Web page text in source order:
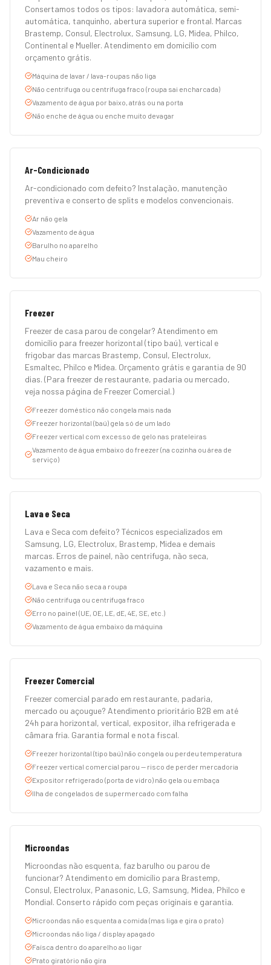
Consertamos todos os tipos: lavadora automática, semi-
automática, tanquinho, abertura superior e frontal. Marcas
Brastemp, Consul, Electrolux, Samsung, LG, Midea, Philco,
Continental e Mueller. Atendimento em domicílio com
orçamento grátis.
Máquina de lavar / lava-roupas não liga
Não centrifuga ou centrifuga fraco (roupa sai encharcada)
Vazamento de água por baixo, atrás ou na porta
Não enche de água ou enche muito devagar
Ar-Condicionado
Ar-condicionado com defeito? Instalação, manutenção
preventiva e conserto de splits e modelos convencionais.
Ar não gela
Vazamento de água
Barulho no aparelho
Mau cheiro
Freezer
Freezer de casa parou de congelar? Atendimento em
domicílio para freezer horizontal (tipo baú), vertical e
frigobar das marcas Brastemp, Consul, Electrolux,
Esmaltec, Philco e Midea. Orçamento grátis e garantia de 90
dias. (Para freezer de restaurante, padaria ou mercado,
veja nossa página de Freezer Comercial.)
Freezer doméstico não congela mais nada
Freezer horizontal (baú) gela só de um lado
Freezer vertical com excesso de gelo nas prateleiras
Vazamento de água embaixo do freezer (na cozinha ou área de
serviço)
Lava e Seca
Lava e Seca com defeito? Técnicos especializados em
Samsung, LG, Electrolux, Brastemp, Midea e demais
marcas. Erros de painel, não centrifuga, não seca,
vazamento e mais.
Lava e Seca não seca a roupa
Não centrifuga ou centrifuga fraco
Erro no painel (UE, OE, LE, dE, 4E, SE, etc.)
Vazamento de água embaixo da máquina
Freezer Comercial
Freezer comercial parado em restaurante, padaria,
mercado ou açougue? Atendimento prioritário B2B em até
24h para horizontal, vertical, expositor, ilha refrigerada e
câmara fria. Garantia formal e nota fiscal.
Freezer horizontal (tipo baú) não congela ou perdeu temperatura
Freezer vertical comercial parou — risco de perder mercadoria
Expositor refrigerado (porta de vidro) não gela ou embaça
Ilha de congelados de supermercado com falha
Microondas
Microondas não esquenta, faz barulho ou parou de
funcionar? Atendimento em domicílio para Brastemp,
Consul, Electrolux, Panasonic, LG, Samsung, Midea, Philco e
Mondial. Conserto rápido com peças originais e garantia.
Microondas não esquenta a comida (mas liga e gira o prato)
Microondas não liga / display apagado
Faísca dentro do aparelho ao ligar
Prato giratório não gira